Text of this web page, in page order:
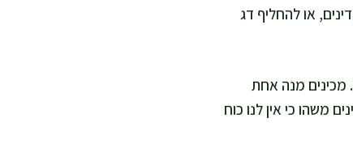
או להחליף דג
מכינים מנה אחת
משהו כי אין לנו כוח